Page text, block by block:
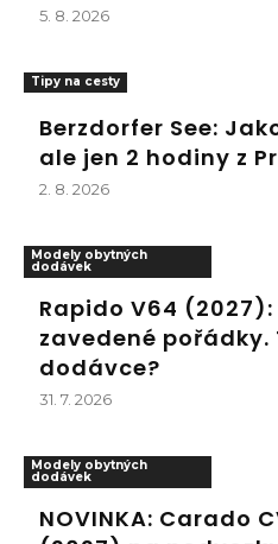
5. 8. 2026
Tipy na cesty
Berzdorfer See:
ale jen 2 hodiny z
2. 8. 2026
Modely obytných
dodávek
Rapido V64
zavedené pořádky.
dodávce?
31. 7. 2026
Modely obytných
dodávek
NOVINKA: Carado